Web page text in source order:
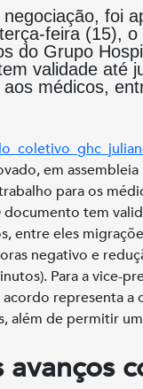
foi
feira (15),
do Grupo
validade até
médicos,
em
para os
documento tem
entre eles
negativo e
Para a vice-
acordo representa
além de permitir
avanços